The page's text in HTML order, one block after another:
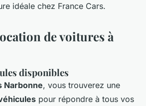
idéale chez France Cars.
de voitures à
disponibles
Narbonne, vous trouverez une
pour répondre à tous vos